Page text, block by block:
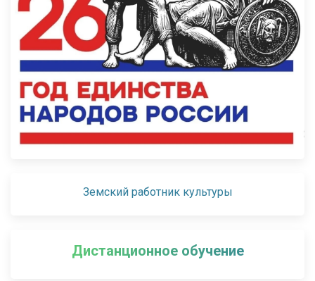
Земский работник культуры
Дистанционное обучение